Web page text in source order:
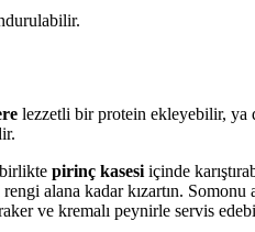
lezzetli bir protein ekleyebilir, ya
pirinç kasesi içinde
alana kadar kızartın. Somonu
ve kremalı peynirle servis